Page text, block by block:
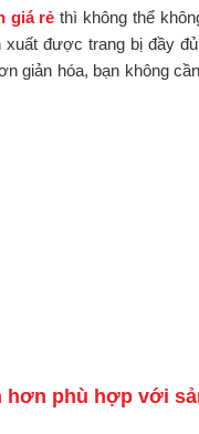
giá rẻ thì không thể
xuất được trang bị đầy
giản hóa, bạn không
phù hợp với